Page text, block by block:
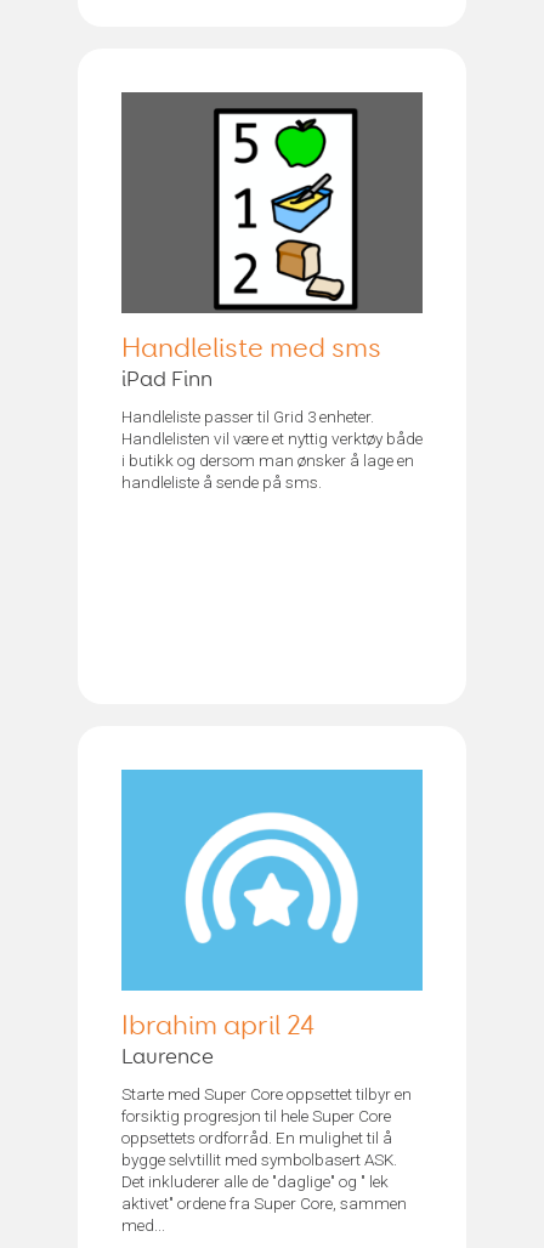
Handleliste med sms
iPad Finn
Handleliste passer til Grid 3 enheter.
Handlelisten vil være et nyttig verktøy både
i butikk og dersom man ønsker å lage en
handleliste å sende på sms.
Ibrahim april 24
Laurence
Starte med Super Core oppsettet tilbyr en
forsiktig progresjon til hele Super Core
oppsettets ordforråd. En mulighet til å
bygge selvtillit med symbolbasert ASK.
Det inkluderer alle de "daglige" og " lek
aktivet" ordene fra Super Core, sammen
med...